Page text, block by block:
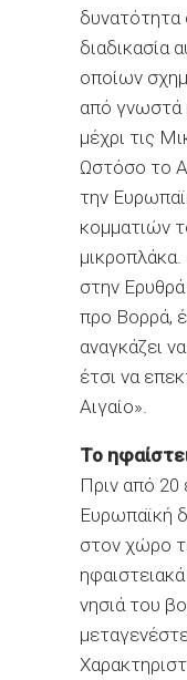
δυνατότητα
διαδικασία
οποίων
από γνωστά
µέχρι τις
Ωστόσο το
την
κοµµατιών
στην
προ Βορρά,
αναγκάζει
έτσι να
Αιγαίο».
Το
Πριν από 20
Ευρωπαϊκή
στον χώρο
νησιά του